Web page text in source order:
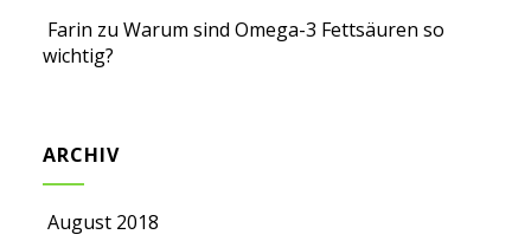
Farin zuWarum sind Omega-3 Fettsäuren so
wichtig?
ARCHIV
August 2018